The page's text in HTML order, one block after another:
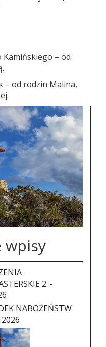
Kamińskiego – od
– od rodzin Malina,
wpisy
2. -
NABOŻEŃSTW